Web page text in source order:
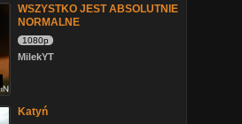
WSZYSTKO JEST ABSOLUTNIE
NORMALNE
1080p
MilekYT
Katyń